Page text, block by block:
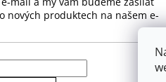
nových produktech na našem e-